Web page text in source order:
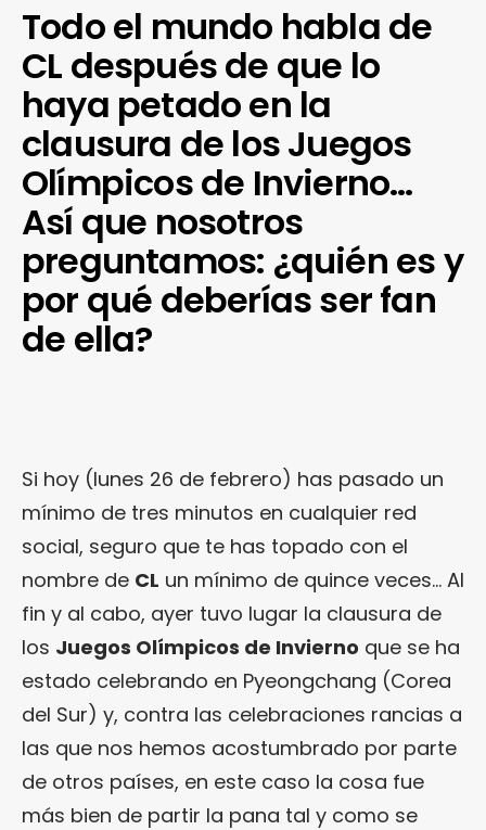
Todo el mundo habla de
CL después de que lo
haya petado en la
clausura de los Juegos
Olímpicos de Invierno…
Así que nosotros
preguntamos: ¿quién es y
por qué deberías ser fan
de ella?
Si hoy (lunes 26 de febrero) has pasado un
mínimo de tres minutos en cualquier red
social, seguro que te has topado con el
nombre de CL un mínimo de quince veces… Al
fin y al cabo, ayer tuvo lugar la clausura de
los Juegos Olímpicos de Invierno que se ha
estado celebrando en Pyeongchang (Corea
del Sur) y, contra las celebraciones rancias a
las que nos hemos acostumbrado por parte
de otros países, en este caso la cosa fue
más bien de partir la pana tal y como se